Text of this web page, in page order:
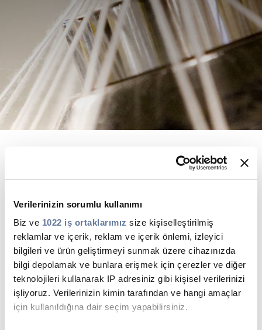
Verilerinizin sorumlu kullanımı
Biz ve 1022 iş ortaklarımız size kişiselleştirilmiş
reklamlar ve içerik, reklam ve içerik önlemi, izleyici
bilgileri ve ürün geliştirmeyi sunmak üzere cihazınızda
bilgi depolamak ve bunlara erişmek için çerezler ve diğer
teknolojileri kullanarak IP adresiniz gibi kişisel verilerinizi
işliyoruz. Verilerinizin kimin tarafından ve hangi amaçlar
için kullanıldığına dair seçim yapabilirsiniz.
Sürdürülebilirlik
Yatırımcı İlişkileri
E Path
CPR
Medya
Etik Değerler
ÜRÜNLER & ÇÖZÜMLER'E
İhtiyaçlarınız için en iyi kablo
çözümlerini sunuyoruz